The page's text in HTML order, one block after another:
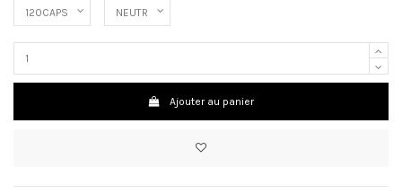
Ajouter au panier